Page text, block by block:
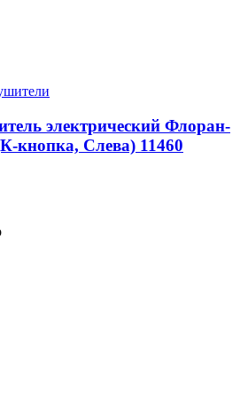
электрический Флоран-
кнопка, Слева) 11460